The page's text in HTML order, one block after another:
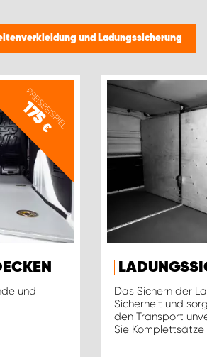
und Ladungssicherung
PREISBEISPIEL
175
€
und
Das Sichern der
Sicherheit und
den Transport
Sie Komplettsätze